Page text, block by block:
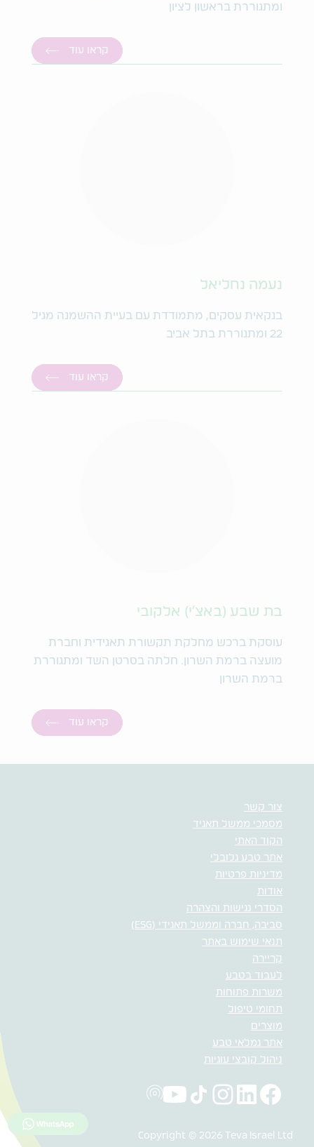
לחץ כאן
ומתגוררת בראשון לציון
קראו עוד
נעמה נחליאל
בנקאית עסקים, מתמודדת עם בעיית ההשמנה מגיל
22 ומתגוררת בתל אביב
קראו עוד
בת שבע (באצ'י) אלקובי
עוסקת ברכש מחלקת תקשורת תאגידית וחברת
מועצה ברמת השרון. חלתה בסרטן השד ומתגוררת
ברמת השרון
קראו עוד
צור קשר
מסמכי ממשל תאגיד
הקוד האתי
אתר טבע גלובלי
מדיניות פרטיות
אודות
הסדרי נגישות והצהרה
סביבה, חברה וממשל תאגידי (ESG)
תנאי שימוש באתר
קריירה
לעבוד בטבע
משרות פתוחות
תחומי טיפול
מוצרים
אתר גמלאי טבע
ניהול קובצי עוגיות
Copyright © 2026 Teva Israel Ltd